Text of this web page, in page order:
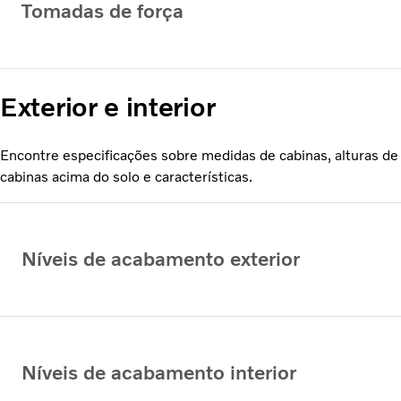
Tomadas de força
Exterior e interior
Encontre especificações sobre medidas de cabinas, alturas de
cabinas acima do solo e características.
Níveis de acabamento exterior
Níveis de acabamento interior